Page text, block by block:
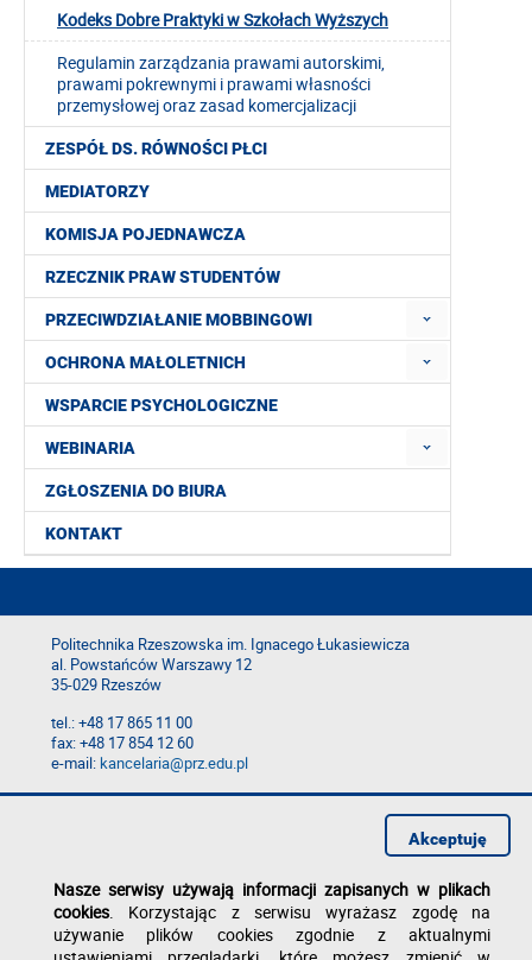
Kodeks Dobre Praktyki w Szkołach Wyższych
Regulamin zarządzania prawami autorskimi,
prawami pokrewnymi i prawami własności
przemysłowej oraz zasad komercjalizacji
ZESPÓŁ DS. RÓWNOŚCI PŁCI
MEDIATORZY
KOMISJA POJEDNAWCZA
RZECZNIK PRAW STUDENTÓW
PRZECIWDZIAŁANIE MOBBINGOWI
OCHRONA MAŁOLETNICH
WSPARCIE PSYCHOLOGICZNE
WEBINARIA
ZGŁOSZENIA DO BIURA
KONTAKT
Politechnika Rzeszowska im. Ignacego Łukasiewicza
al. Powstańców Warszawy 12
35-029 Rzeszów
tel.: +48 17 865 11 00
fax: +48 17 854 12 60
e-mail:kancelaria@prz.edu.pl
Deklaracja dostępności
Nasze serwisy używają informacji zapisanych w plikach
cookies. Korzystając z serwisu wyrażasz zgodę na
używanie plików cookies zgodnie z aktualnymi
Akceptuję